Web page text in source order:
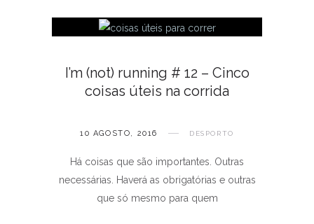
I’m (not) running # 12 – Cinco
coisas úteis na corrida
10 AGOSTO, 2016 DESPORTO
Há coisas que são importantes. Outras
necessárias. Haverá as obrigatórias e outras
que só mesmo para quem